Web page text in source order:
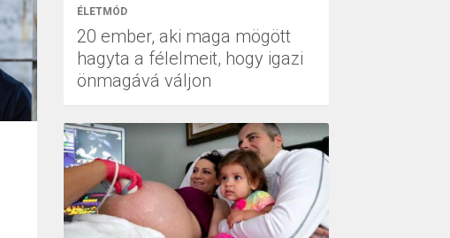
ÉLETMÓD
20 ember, aki maga mögött
hagyta a félelmeit, hogy igazi
önmagává váljon